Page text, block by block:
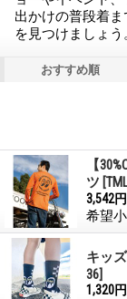
出かけの普段着ま
を見つけましょう
おすすめ順
【
ツ
3,542
希望
キッ
36]
1,320円